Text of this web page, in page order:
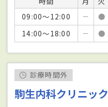
09:00～12:00
－ ●
14:00～18:00
－ ●
診療時間外
駒生内科クリニック